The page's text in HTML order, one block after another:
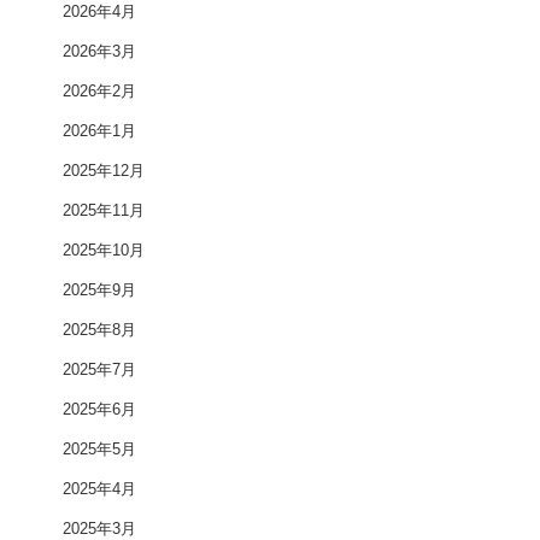
2026年4月
2026年3月
2026年2月
2026年1月
2025年12月
2025年11月
2025年10月
2025年9月
2025年8月
2025年7月
2025年6月
2025年5月
2025年4月
2025年3月